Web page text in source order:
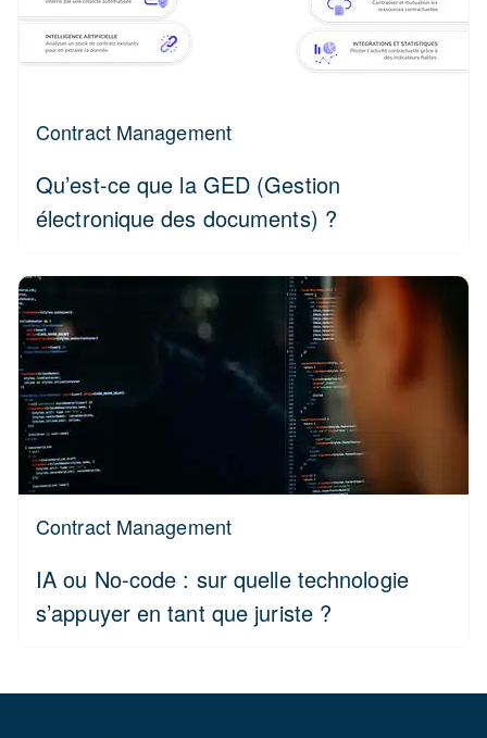
Contract Management
Qu’est-ce que la GED (Gestion
électronique des documents) ?
Contract Management
IA ou No-code : sur quelle technologie
s’appuyer en tant que juriste ?